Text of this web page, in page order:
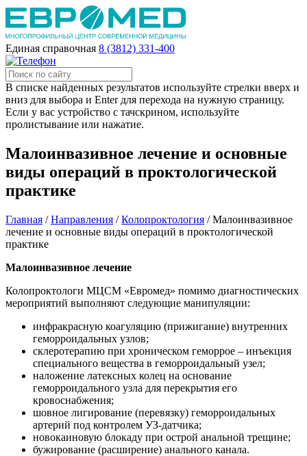
Единая справочная 8 (3812) 331-400
В списке найденных результатов используйте стрелки вверх и
вниз для выбора и Enter для перехода на нужную страницу.
Если у вас устройство с тачскрином, используйте
пролистывание или нажатие.
Малоинвазивное лечение и основные
виды операций в проктологической
практике
Главная /Направления /Колопроктология /Малоинвазивное
лечение и основные виды операций в проктологической
практике
Малоинвазивное лечение
Колопроктологи МЦСМ «Евромед» помимо диагностических
мероприятий выполняют следующие манипуляции:
инфракрасную коагуляцию (прижигание) внутренних
геморроидальных узлов;
склеротерапию при хроническом геморрое – инъекция
специального вещества в геморроидальный узел;
наложение латексных колец на основание
геморроидального узла для перекрытия его
кровоснабжения;
шовное лигирование (перевязку) геморроидальных
артерий под контролем УЗ-датчика;
новокаиновую блокаду при острой анальной трещине;
бужирование (расширение) анального канала.